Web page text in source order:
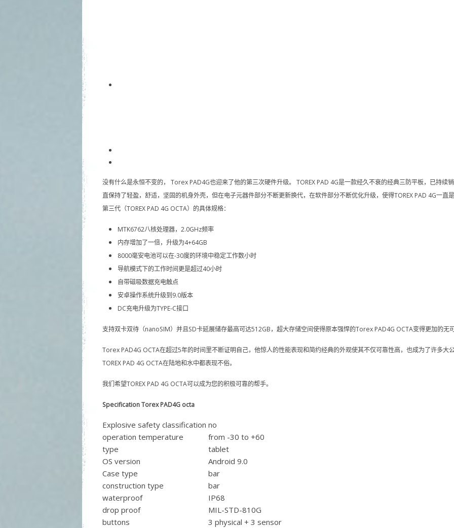
没有什么是永恒不变的， Torex PAD4G也迎来了他的第三次硬件升级。 TOREX PAD 4G是一款经久不衰的经典三防平板，已持续
直保持了轻盈，舒适，坚固的机身外壳，但在电子元器件部分不断更新换代，在软件部分不断优化升级，使得TOREX PAD 4G一直
第三代（TOREX PAD 4G OCTA）的具体规格：
MTK6762八核处理器，2.0GHz频率
内存增加了一倍，升级为4+64GB
8000毫安电池可以在-30度的环境中稳定工作数小时
导航模式下的工作时间更是超过40小时
自带磁吸数据充电触点
安卓操作系统升级到9.0版本
DC充电升级为TYPE-C接口
支持双卡双待（nanoSIM）并且SD卡延展储存最高可达512GB，超大存储空间使得原本强悍的Torex PAD4G OCTA变得更加的无
Torex PAD4G OCTA在超过5年的时间里不断证明自己，他惊人的性能表现和简约经典的外观使其不仅可靠性高，也成为了许多大
TOREX PAD 4G OCTA在陆地和水中都表现不俗。
我们希望TOREX PAD 4G OCTA可以成为您的积极可靠的帮手。
Specification Torex PAD4G octa
Explosive safety classification no
operation temperature
from -30 to +60
type
tablet
OS version
Android 9.0
Case type
bar
construction type
bar
waterproof
IP68
drop proof
MIL-STD-810G
buttons
3 physical + 3 sensor